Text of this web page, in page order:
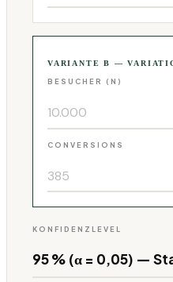
VARIANTE B —
BESUCHER (N)
CONVERSIONS
KONFIDENZLEVEL